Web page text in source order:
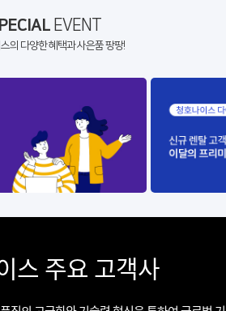
EVENT
의 다양한 혜택과 사은품 팡팡!
스 주요 고객사